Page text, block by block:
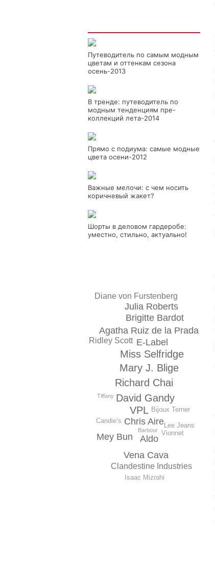
Путеводитель по самым модным
цветам и оттенкам сезона
осень-2013
В тренде: путеводитель по
модным тенденциям пре-
коллекций лета-2014
Прямо с подиума: самые модные
цвета осени-2012
Важные мелочи: с чем носить
коричневый жакет?
Шорты в деловом гардеробе:
уместно, стильно, актуально!
Richard Chai
David Gandy
Mary J. Blige
VPL
Miss Selfridge
Chris Aire
E-Label
Aldo
Agatha Ruiz de la Prada
Vena Cava
Brigitte Bardot
Mey Bun
Julia Roberts
Ridley Scott
Clandestine Industries
Diane von Furstenberg
Bijoux Terner
Isaac Mizrahi
Lee Jeans
Candie’s
Vionnet
Tiffany
Barbour